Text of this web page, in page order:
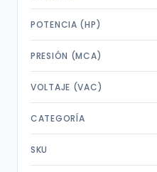
POTENCIA (HP)
PRESIÓN (MCA)
VOLTAJE (VAC)
CATEGORÍA
SKU